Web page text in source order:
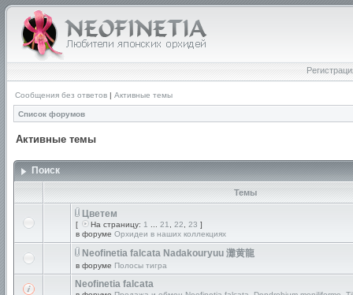
Сообщения без ответов | Активные темы
Список форумов
Активные темы
Поиск
Темы
Цветем
[ На страницу: 1 21 22 23 ]
в форуме Орхидеи в наших коллекциях
Neofinetia falcata Nadakouryuu 灘黄龍
в форуме Полосы тигра
Neofinetia falcata